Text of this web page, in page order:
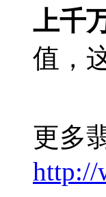
上千
值，
更多
http://